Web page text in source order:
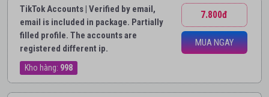
TikTok Accounts | Verified by email,
email is included in package. Partially
filled profile. The accounts are
registered different ip.
Kho hàng: 998
7.800đ
MUA NGAY